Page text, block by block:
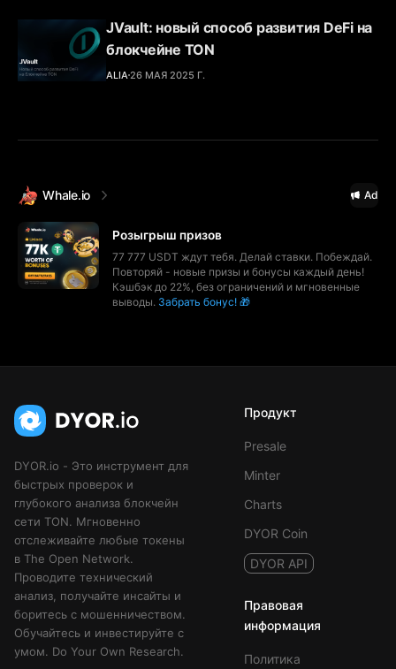
JVault: новый способ развития DeFi на
блокчейне TON
ALIA 26 МАЯ 2025 Г.
Whale.io Ad
Розыгрыш призов
77 777 USDT ждут тебя. Делай ставки. Побеждай.
Повторяй - новые призы и бонусы каждый день!
Кэшбэк до 22%, без ограничений и мгновенные
выводы. Забрать бонус! 🎁
DYOR.io - Это инструмент для
быстрых проверок и
глубокого анализа блокчейн
сети TON. Мгновенно
отслеживайте любые токены
в The Open Network.
Проводите технический
анализ, получайте инсайты и
боритесь с мошенничеством.
Обучайтесь и инвестируйте с
умом. Do Your Own Research.
Продукт
Presale
Minter
Charts
DYOR Coin
DYOR API
Правовая
информация
Политика